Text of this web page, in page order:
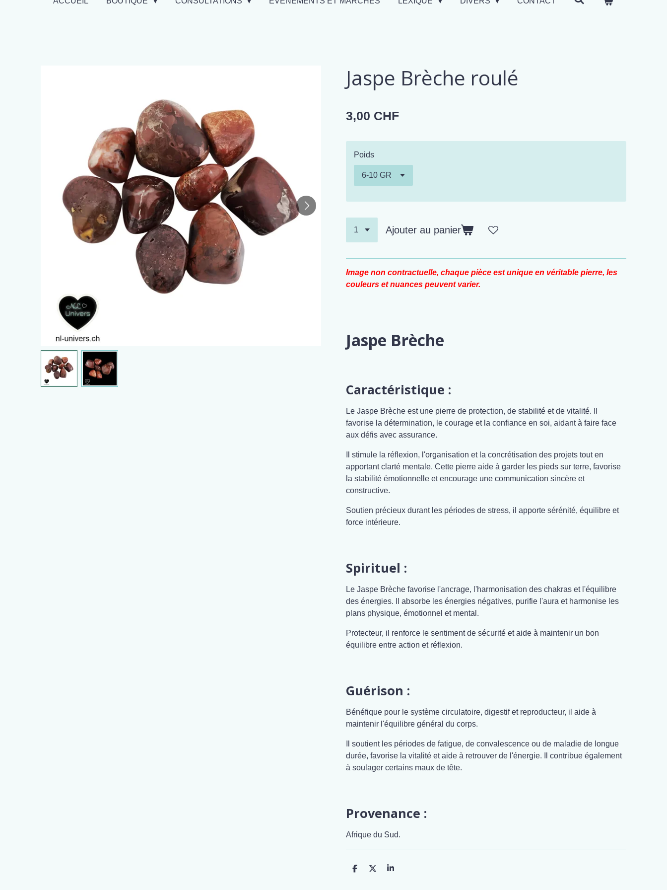
Jaspe Brèche roulé
3,00 CHF
Poids
Ajouter au panier
Image non contractuelle, chaque pièce est unique en véritable pierre, les
couleurs et nuances peuvent varier.
Jaspe Brèche
Caractéristique :
Le Jaspe Brèche est une pierre de protection, de stabilité et de vitalité. Il
favorise la détermination, le courage et la confiance en soi, aidant à faire face
aux défis avec assurance.
Il stimule la réflexion, l'organisation et la concrétisation des projets tout en
apportant clarté mentale. Cette pierre aide à garder les pieds sur terre, favorise
la stabilité émotionnelle et encourage une communication sincère et
constructive.
Soutien précieux durant les périodes de stress, il apporte sérénité, équilibre et
force intérieure.
Spirituel :
Le Jaspe Brèche favorise l'ancrage, l'harmonisation des chakras et l'équilibre
des énergies. Il absorbe les énergies négatives, purifie l'aura et harmonise les
plans physique, émotionnel et mental.
Protecteur, il renforce le sentiment de sécurité et aide à maintenir un bon
équilibre entre action et réflexion.
Guérison :
Bénéfique pour le système circulatoire, digestif et reproducteur, il aide à
maintenir l'équilibre général du corps.
Il soutient les périodes de fatigue, de convalescence ou de maladie de longue
durée, favorise la vitalité et aide à retrouver de l'énergie. Il contribue également
à soulager certains maux de tête.
Provenance :
Afrique du Sud.
P
P
P